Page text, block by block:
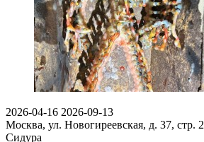
2026-04-16 2026-09-13
Москва, ул. Новогиреевская, д. 37, стр. 2
Сидура